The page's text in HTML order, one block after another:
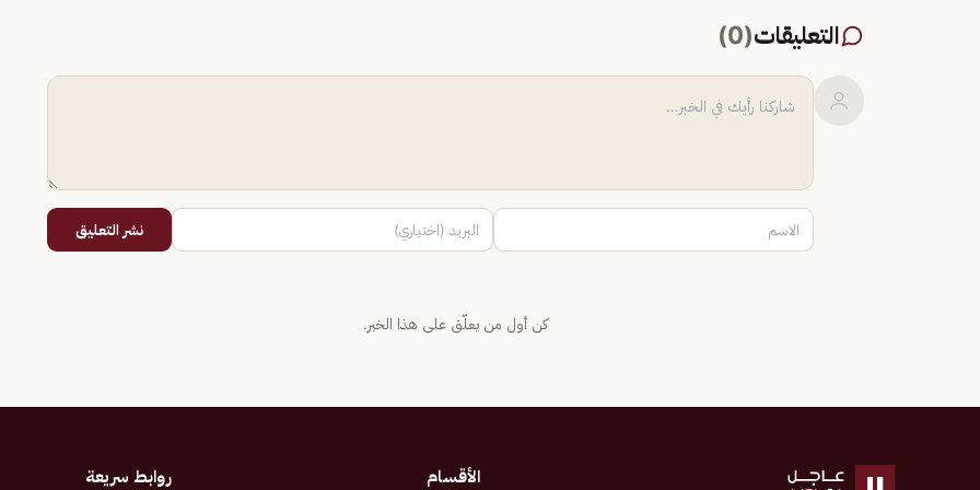
التعليقات(
0
)
نشر التعليق
كن أول من يعلّق على هذا الخبر.
الأقسام روابط سريعة